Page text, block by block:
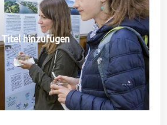
Titel hinzufügen